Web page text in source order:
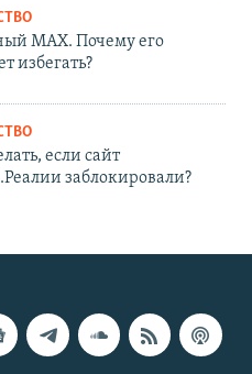
MAX. Почему его
избегать?
если сайт
заблокировали?